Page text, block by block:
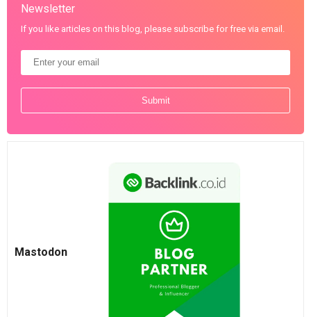
Newsletter
If you like articles on this blog, please subscribe for free via email.
Mastodon